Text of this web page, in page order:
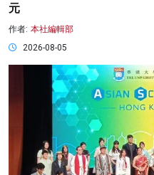
元
作者: 本社編輯部
2026-08-05